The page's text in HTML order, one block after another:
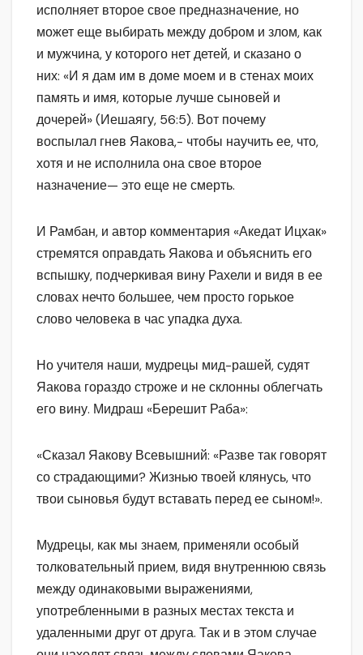
исполняет второе свое предназначение, но
может еще выбирать между добром и злом, как
и мужчина, у которого нет детей, и сказано о
них: «И я дам им в доме моем и в стенах моих
память и имя, которые лучше сыновей и
дочерей» (Иешаягу, 56:5). Вот почему
воспылал гнев Яакова,- чтобы научить ее, что,
хотя и не исполнила она свое второе
назначение— это еще не смерть.
И Рамбан, и автор комментария «Акедат Ицхак»
стремятся оправдать Яакова и объяснить его
вспышку, подчеркивая вину Рахели и видя в ее
словах нечто большее, чем просто горькое
слово человека в час упадка духа.
Но учителя наши, мудрецы мид-рашей, судят
Яакова гораздо строже и не склонны облегчать
его вину. Мидраш «Берешит Раба»:
«Сказал Яакову Всевышний: «Разве так говорят
со страдающими? Жизнью твоей клянусь, что
твои сыновья будут вставать перед ее сыном!».
Мудрецы, как мы знаем, применяли особый
толковательный прием, видя внутреннюю связь
между одинаковыми выражениями,
употребленными в разных местах текста и
удаленными друг от друга. Так и в этом случае